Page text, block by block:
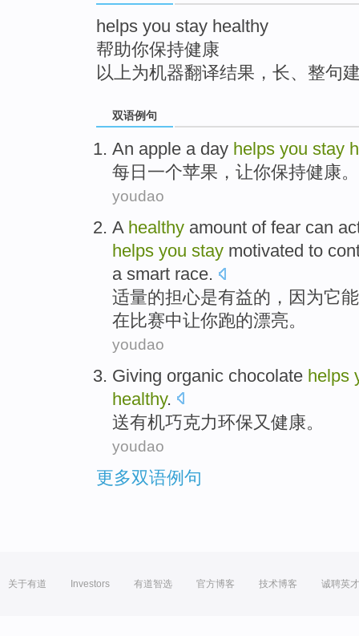
helps you stay healthy
帮助你保持健康
以上为机器翻译结果，长、整句
双语例句
An apple a day helps you stay
每日 一个苹果 ， 让你保持健康。
youdao
A healthy amount of fear can
helps you stay motivated to
a smart race.
适量的担心是有益的， 因为它
在比赛中让你跑的漂亮。
youdao
Giving organic chocolate helps
healthy.
送有机巧克力环保又 健康。
youdao
更多双语例句
关于有道 Investors 有道智选 官方博客 技术博客 诚聘英才